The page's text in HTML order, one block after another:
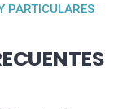
PARTICULARES